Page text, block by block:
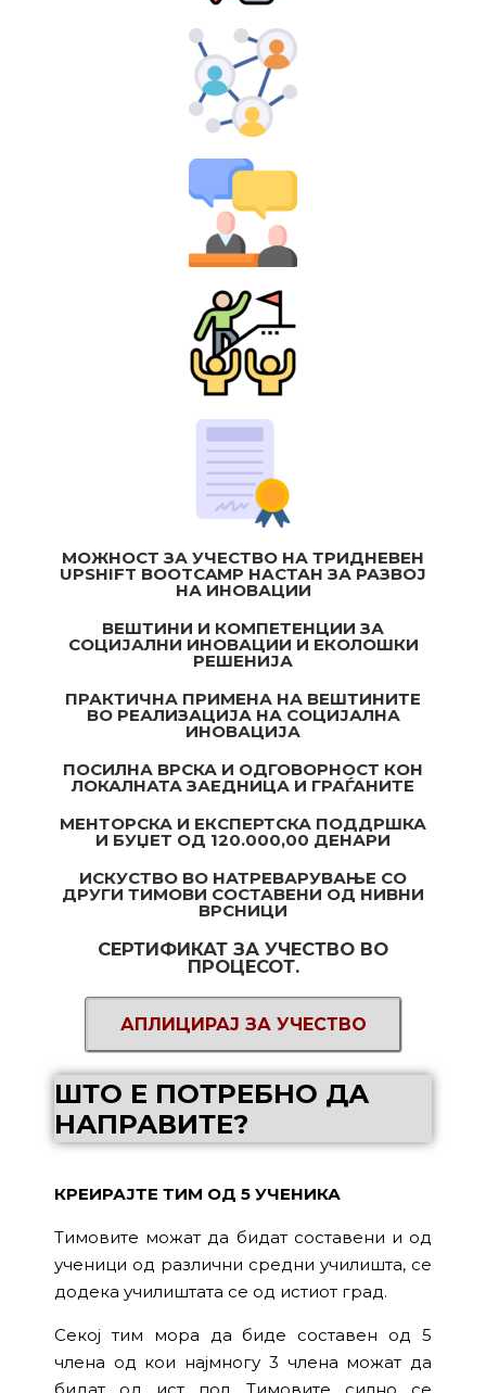
MОЖНОСТ ЗА УЧЕСТВО НА ТРИДНЕВЕН
UPSHIFT BOOTCAMP НАСТАН ЗА РАЗВОЈ
НА ИНОВАЦИИ
ВЕШТИНИ И КОМПЕТЕНЦИИ ЗА
СОЦИЈАЛНИ ИНОВАЦИИ И ЕКОЛОШКИ
РЕШЕНИЈА
ПРАКТИЧНА ПРИМЕНА НА ВЕШТИНИТЕ
ВО РЕАЛИЗАЦИЈА НА СОЦИЈАЛНА
ИНОВАЦИЈА
ПОСИЛНА ВРСКА И ОДГОВОРНОСТ КОН
ЛОКАЛНАТА ЗАЕДНИЦА И ГРАЃАНИТЕ
МЕНТОРСКА И ЕКСПЕРТСКА ПОДДРШКА
И БУЏЕТ ОД 120.000,00 ДЕНАРИ
ИСКУСТВО ВО НАТРЕВАРУВАЊЕ СО
ДРУГИ ТИМОВИ СОСТАВЕНИ ОД НИВНИ
ВРСНИЦИ
СЕРТИФИКАТ ЗА УЧЕСТВО ВО
ПРОЦЕСОТ.
АПЛИЦИРАЈ ЗА УЧЕСТВО
ШТО Е ПОТРЕБНО ДА
НАПРАВИТЕ?
КРЕИРАЈТЕ ТИМ ОД 5 УЧЕНИКА
Тимовите можат да бидат составени и од
ученици од различни средни училишта, се
додека училиштата се од истиот град.
Секој тим мора да биде составен од 5
члена од кои најмногу 3 члена можат да